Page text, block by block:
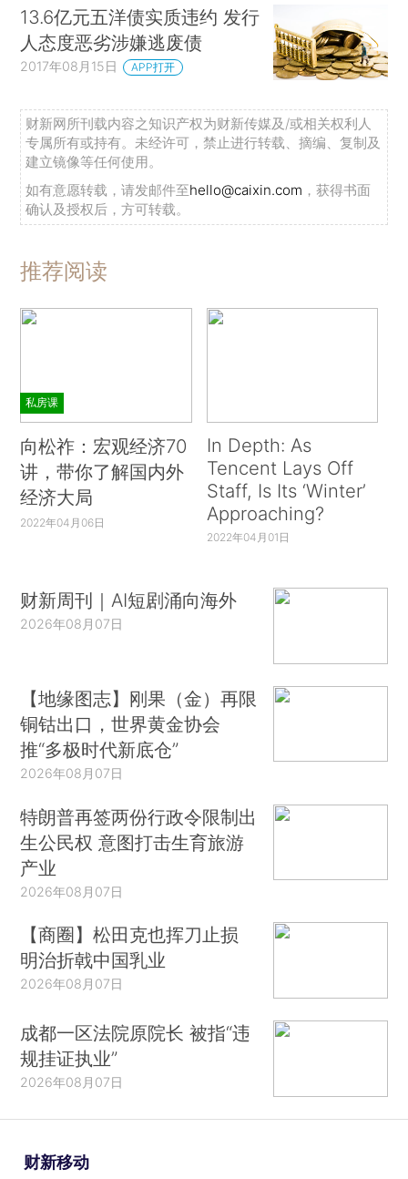
13.6亿元五洋债实质违约 发行
人态度恶劣涉嫌逃废债
2017年08月15日 APP打开
财新网所刊载内容之知识产权为财新传媒及/或相关权利人
专属所有或持有。未经许可，禁止进行转载、摘编、复制及
建立镜像等任何使用。
如有意愿转载，请发邮件至hello@caixin.com ，获得书面
确认及授权后，方可转载。
推荐阅读
私房课
向松祚：宏观经济70
讲，带你了解国内外
经济大局
2022年04月06日
In Depth: As
Tencent Lays Off
Staff, Is Its ‘Winter’
Approaching?
2022年04月01日
财新周刊｜AI短剧涌向海外
2026年08月07日
【地缘图志】刚果（金）再限
铜钴出口，世界黄金协会
推“多极时代新底仓”
2026年08月07日
特朗普再签两份行政令限制出
生公民权 意图打击生育旅游
产业
2026年08月07日
【商圈】松田克也挥刀止损
明治折戟中国乳业
2026年08月07日
成都一区法院原院长 被指“违
规挂证执业”
2026年08月07日
财新移动